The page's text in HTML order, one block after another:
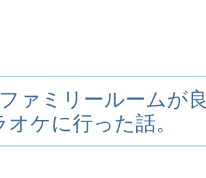
ァミリールームが良
ケに行った話。